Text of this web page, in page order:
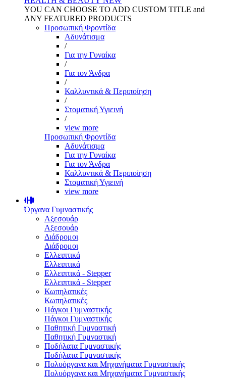
YOU CAN CHOOSE TO ADD CUSTOM TITLE and
ANY FEATURED PRODUCTS
Προσωπική Φροντίδα
Αδυνάτισμα
/
Για την Γυναίκα
/
Για τον Άνδρα
/
Καλλυντικά & Περιποίηση
/
Στοματική Υγιεινή
/
view more
Προσωπική Φροντίδα
Αδυνάτισμα
Για την Γυναίκα
Για τον Άνδρα
Καλλυντικά & Περιποίηση
Στοματική Υγιεινή
view more
Όργανα Γυμναστικής
Αξεσουάρ
Αξεσουάρ
Διάδρομοι
Διάδρομοι
Ελλειπτικά
Ελλειπτικά
Ελλειπτικά - Stepper
Ελλειπτικά - Stepper
Κωπηλατικές
Κωπηλατικές
Πάγκοι Γυμναστικής
Πάγκοι Γυμναστικής
Παθητική Γυμναστική
Παθητική Γυμναστική
Ποδήλατα Γυμναστικής
Ποδήλατα Γυμναστικής
Πολυόργανα και Μηχανήματα Γυμναστικής
Πολυόργανα και Μηχανήματα Γυμναστικής